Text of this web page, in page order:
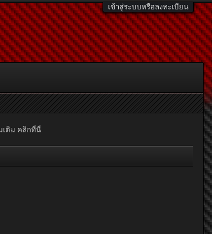
เข้าสู่ระบบหรือลงทะเบียน
เติม คลิกที่นี่